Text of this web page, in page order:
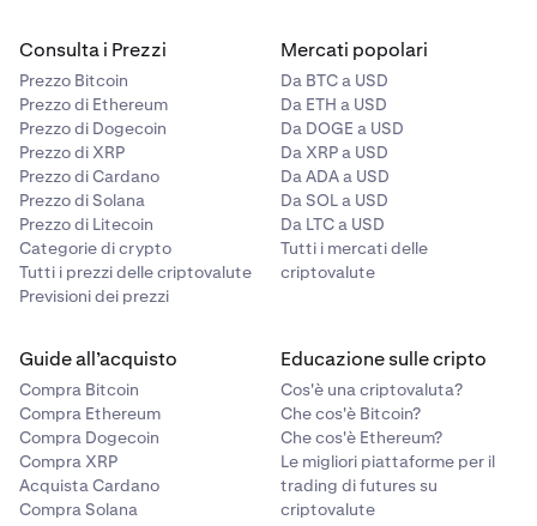
Consulta i Prezzi
Prezzo Bitcoin
Prezzo di Ethereum
Prezzo di Dogecoin
Prezzo di XRP
Prezzo di Cardano
Prezzo di Solana
Prezzo di Litecoin
Categorie di crypto
Tutti i prezzi delle criptovalute
Previsioni dei prezzi
Mercati popolari
Da BTC a USD
Da ETH a USD
Da DOGE a USD
Da XRP a USD
Da ADA a USD
Da SOL a USD
Da LTC a USD
Tutti i mercati delle
criptovalute
Guide all’acquisto
Compra Bitcoin
Compra Ethereum
Compra Dogecoin
Compra XRP
Acquista Cardano
Compra Solana
Educazione sulle cripto
Cos'è una criptovaluta?
Che cos'è Bitcoin?
Che cos'è Ethereum?
Le migliori piattaforme per il
trading di futures su
criptovalute